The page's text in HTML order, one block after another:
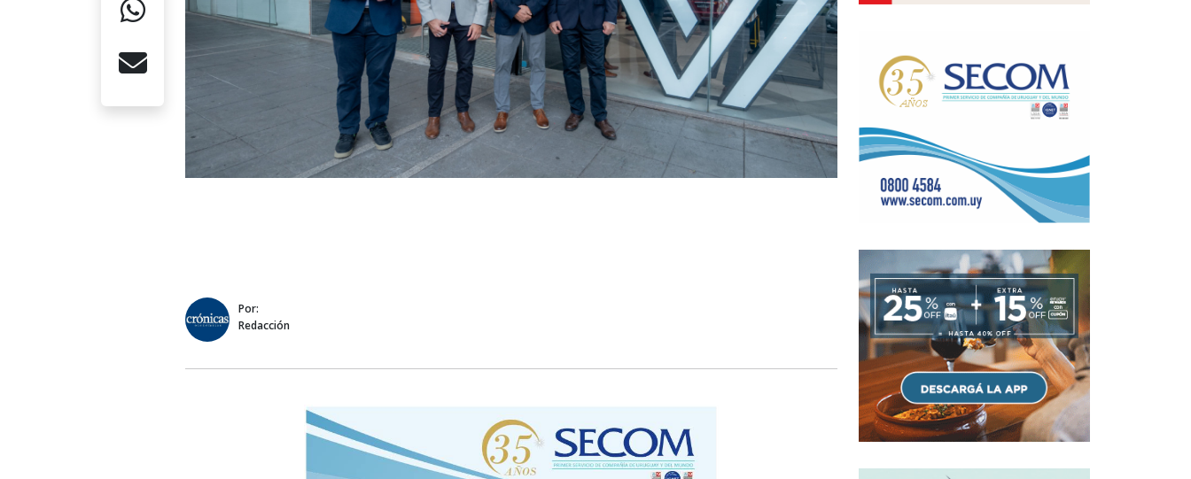
Por:
Redacción